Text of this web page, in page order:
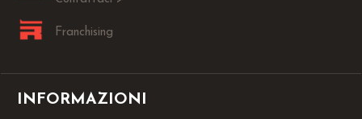
Franchising
INFORMAZIONI